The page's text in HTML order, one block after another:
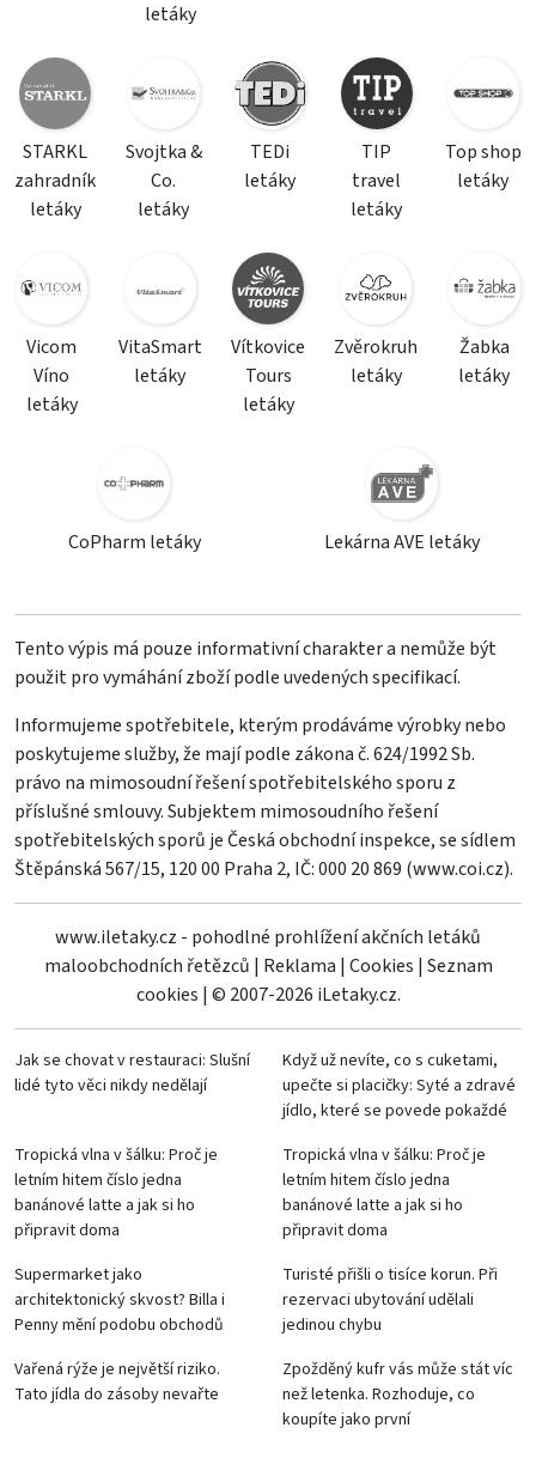
letáky
STARKL
zahradník
letáky
Svojtka &
Co.
letáky
TEDi
letáky
TIP
travel
letáky
Top shop
letáky
Vicom
Víno
letáky
VitaSmart
letáky
Vítkovice
Tours
letáky
Zvěrokruh
letáky
Žabka
letáky
CoPharm letáky Lekárna AVE letáky
Tento výpis má pouze informativní charakter a nemůže být
použit pro vymáhání zboží podle uvedených specifikací.
Informujeme spotřebitele, kterým prodáváme výrobky nebo
poskytujeme služby, že mají podle zákona č. 624/1992 Sb.
právo na mimosoudní řešení spotřebitelského sporu z
příslušné smlouvy. Subjektem mimosoudního řešení
spotřebitelských sporů je Česká obchodní inspekce, se sídlem
Štěpánská 567/15, 120 00 Praha 2, IČ: 000 20 869 (www.coi.cz).
www.iletaky.cz - pohodlné prohlížení akčních letáků
maloobchodních řetězců | Reklama | Cookies | Seznam
cookies | © 2007-2026 iLetaky.cz.
Jak se chovat v restauraci: Slušní
lidé tyto věci nikdy nedělají
Když už nevíte, co s cuketami,
upečte si placičky: Syté a zdravé
jídlo, které se povede pokaždé
Tropická vlna v šálku: Proč je
letním hitem číslo jedna
banánové latte a jak si ho
připravit doma
Tropická vlna v šálku: Proč je
letním hitem číslo jedna
banánové latte a jak si ho
připravit doma
Supermarket jako
architektonický skvost? Billa i
Penny mění podobu obchodů
Turisté přišli o tisíce korun. Při
rezervaci ubytování udělali
jedinou chybu
Vařená rýže je největší riziko.
Tato jídla do zásoby nevařte
Zpožděný kufr vás může stát víc
než letenka. Rozhoduje, co
koupíte jako první